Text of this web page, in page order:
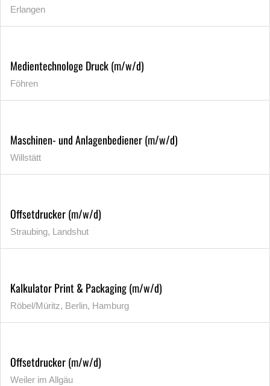
Erlangen
Medientechnologe Druck (m/w/d)
Föhren
Maschinen- und Anlagenbediener (m/w/d)
Willstätt
Offsetdrucker (m/w/d)
Straubing, Landshut
Kalkulator Print & Packaging (m/w/d)
Röbel/Müritz, Berlin, Hamburg
Offsetdrucker (m/w/d)
Weiler im Allgäu